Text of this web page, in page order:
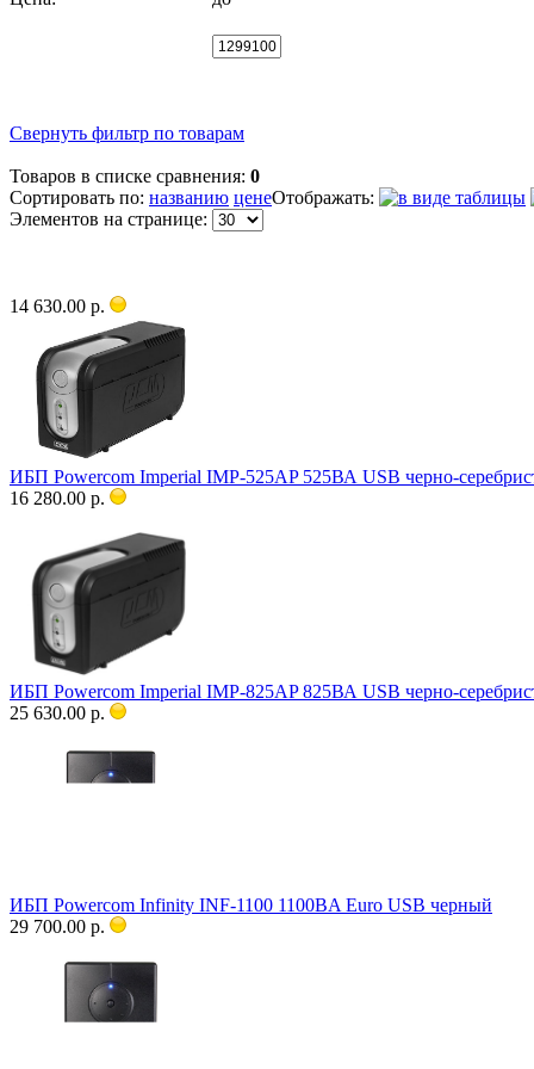
Свернуть фильтр по товарам
Товаров в списке сравнения: 0
Сортировать по: названию ценеОтображать:
Элементов на странице:
14 630.00 р.
ИБП Powercom Imperial IMP-525AP 525ВА USB черно-
16 280.00 р.
ИБП Powercom Imperial IMP-825AP 825ВА USB черно-
25 630.00 р.
ИБП Powercom Infinity INF-1100 1100ВA Euro USB черный
29 700.00 р.